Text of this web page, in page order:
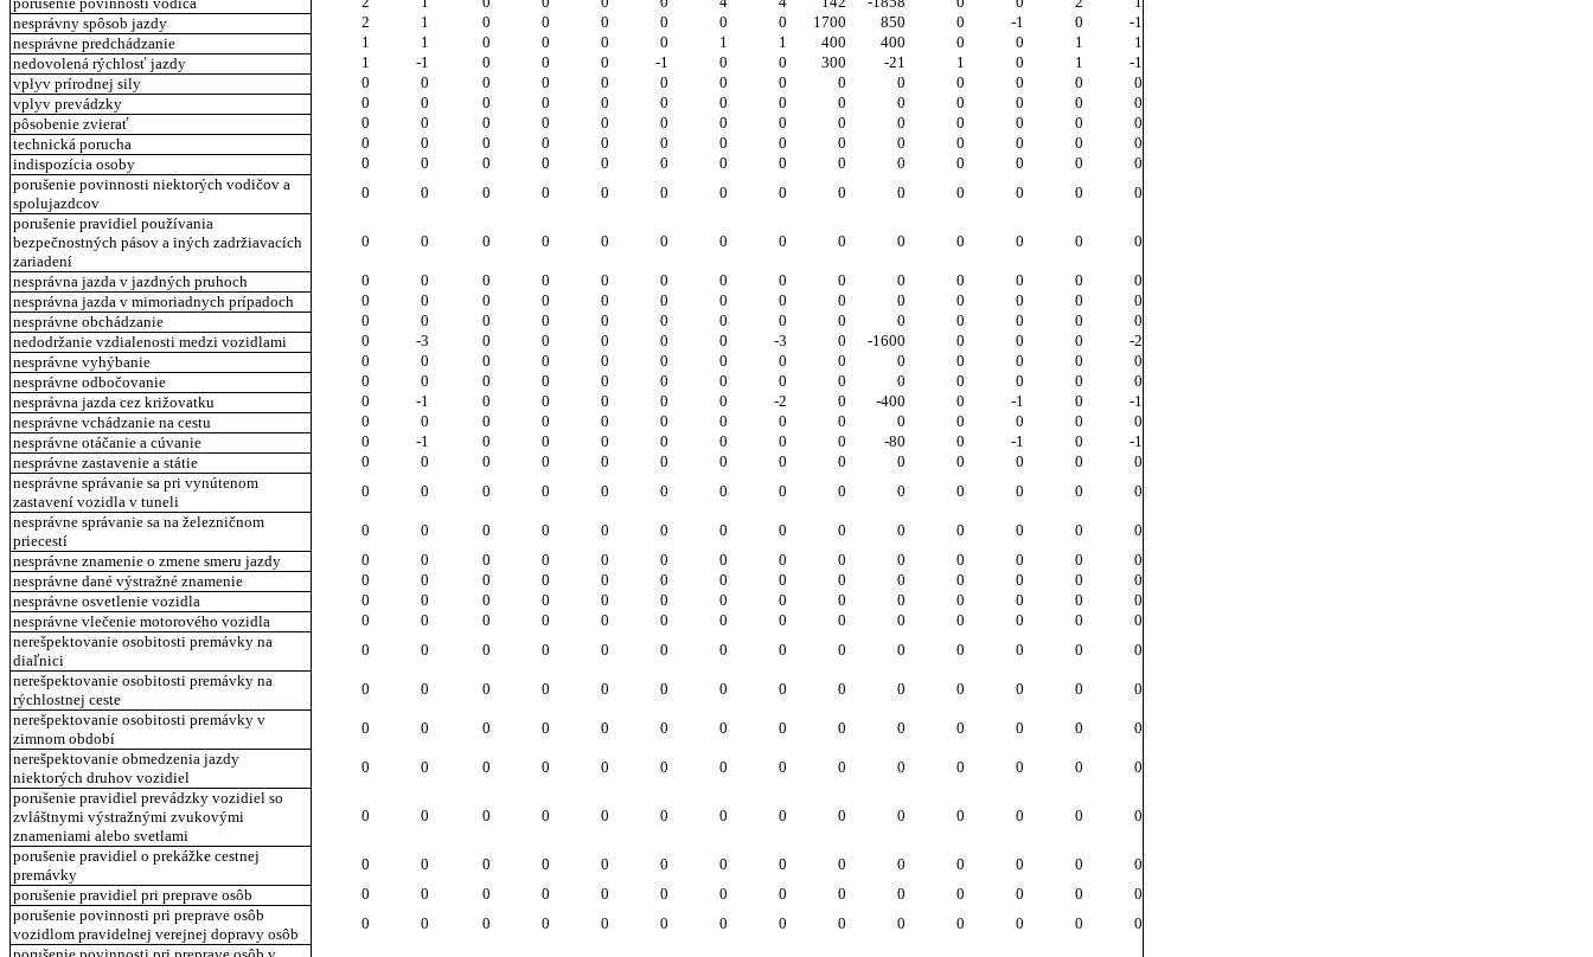
nesprávny spôsob jazdy
2 1 0 0 0 0 0 0 1700 850 0 -1 0
-1
nesprávne predchádzanie
1 1 0 0 0 0 1 1 400 400 0 0 1
1
nedovolená rýchlosť jazdy
1 -1 0 0 0 -1 0 0 300 -21 1 0 1
-1
vplyv prírodnej sily
0 0 0 0 0 0 0 0 0 0 0 0 0
0
vplyv prevádzky
0 0 0 0 0 0 0 0 0 0 0 0 0
0
pôsobenie zvierať
0 0 0 0 0 0 0 0 0 0 0 0 0
0
technická porucha
0 0 0 0 0 0 0 0 0 0 0 0 0
0
indispozícia osoby
0 0 0 0 0 0 0 0 0 0 0 0 0
0
porušenie povinnosti niektorých vodičov a
spolujazdcov
0 0 0 0 0 0 0 0 0 0 0 0 0
0
porušenie pravidiel používania
bezpečnostných pásov a iných zadržiavacích
zariadení
0 0 0 0 0 0 0 0 0 0 0 0 0 0
nesprávna jazda v jazdných pruhoch 0 0 0 0 0 0 0 0 0 0 0 0 0
0
nesprávna jazda v mimoriadnych prípadoch
0 0 0 0 0 0 0 0 0 0 0 0 0
0
nesprávne obchádzanie
0 0 0 0 0 0 0 0 0 0 0 0 0
0
nedodržanie vzdialenosti medzi vozidlami
0 -3 0 0 0 0 0 -3 0 -1600 0 0 0
-2
nesprávne vyhýbanie
0 0 0 0 0 0 0 0 0 0 0 0 0
0
nesprávne odbočovanie
0 0 0 0 0 0 0 0 0 0 0 0 0
0
nesprávna jazda cez križovatku
0 -1 0 0 0 0 0 -2 0 -400 0 -1 0
-1
nesprávne vchádzanie na cestu
0 0 0 0 0 0 0 0 0 0 0 0 0
0
nesprávne otáčanie a cúvanie
0 -1 0 0 0 0 0 0 0 -80 0 -1 0
-1
nesprávne zastavenie a státie
0 0 0 0 0 0 0 0 0 0 0 0 0
0
nesprávne správanie sa pri vynútenom
zastavení vozidla v tuneli
0 0 0 0 0 0 0 0 0 0 0 0 0
0
nesprávne správanie sa na železničnom
priecestí
0 0 0 0 0 0 0 0 0 0 0 0 0
0
nesprávne znamenie o zmene smeru jazdy
0 0 0 0 0 0 0 0 0 0 0 0 0
0
nesprávne dané výstražné znamenie
0 0 0 0 0 0 0 0 0 0 0 0 0
0
nesprávne osvetlenie vozidla
0 0 0 0 0 0 0 0 0 0 0 0 0
0
nesprávne vlečenie motorového vozidla
0 0 0 0 0 0 0 0 0 0 0 0 0
0
nerešpektovanie osobitosti premávky na
diaľnici
0 0 0 0 0 0 0 0 0 0 0 0 0
0
nerešpektovanie osobitosti premávky na
rýchlostnej ceste
0 0 0 0 0 0 0 0 0 0 0 0 0
0
nerešpektovanie osobitosti premávky v
zimnom období
0 0 0 0 0 0 0 0 0 0 0 0 0
0
nerešpektovanie obmedzenia jazdy
niektorých druhov vozidiel
0 0 0 0 0 0 0 0 0 0 0 0 0
0
porušenie pravidiel prevádzky vozidiel so
zvláštnymi výstražnými zvukovými
znameniami alebo svetlami
0 0 0 0 0 0 0 0 0 0 0 0 0 0
porušenie pravidiel o prekážke cestnej
premávky
0 0 0 0 0 0 0 0 0 0 0 0 0
0
porušenie pravidiel pri preprave osôb
0 0 0 0 0 0 0 0 0 0 0 0 0
0
porušenie povinnosti pri preprave osôb
vozidlom pravidelnej verejnej dopravy osôb
0 0 0 0 0 0 0 0 0 0 0 0 0
0